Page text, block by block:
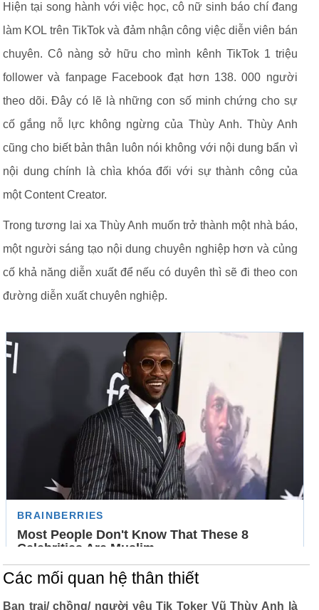
Hiện tại song hành với việc học, cô nữ sinh báo chí đang
làm KOL trên TikTok và đảm nhận công việc diễn viên bán
chuyên. Cô nàng sở hữu cho mình kênh TikTok 1 triệu
follower và fanpage Facebook đạt hơn 138. 000 người
theo dõi. Đây có lẽ là những con số minh chứng cho sự
cố gắng nỗ lực không ngừng của Thùy Anh. Thùy Anh
cũng cho biết bản thân luôn nói không với nội dung bẩn vì
nội dung chính là chìa khóa đối với sự thành công của
một Content Creator.
Trong tương lai xa Thùy Anh muốn trở thành một nhà báo,
một người sáng tạo nội dung chuyên nghiệp hơn và củng
cố khả năng diễn xuất để nếu có duyên thì sẽ đi theo con
đường diễn xuất chuyên nghiệp.
Các mối quan hệ thân thiết
Bạn trai/ chồng/ người yêu Tik Toker Vũ Thùy Anh là